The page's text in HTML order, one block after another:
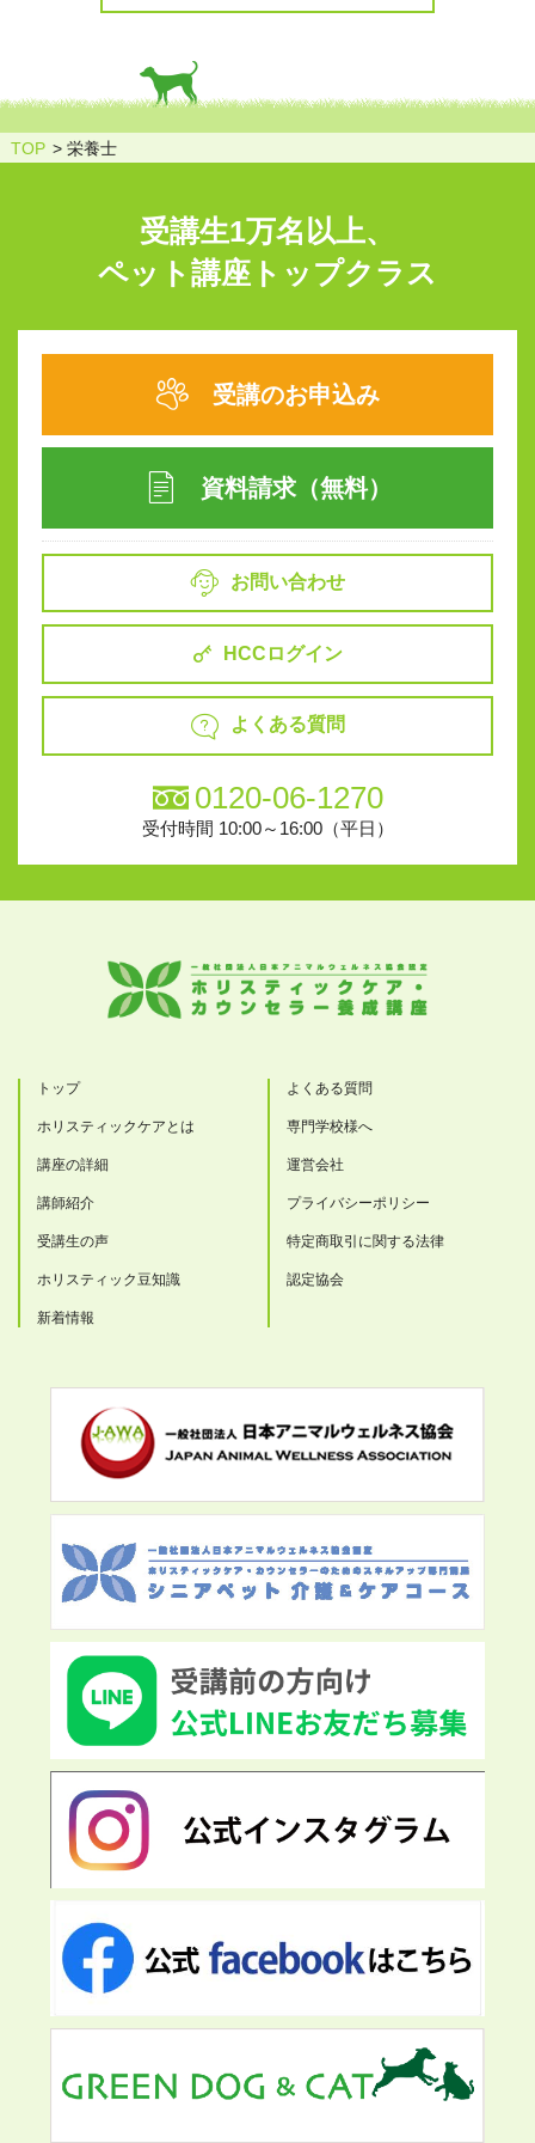
TOP 栄養士
受講生1万名以上、
ペット講座トップクラス
受講のお申込み
資料請求（無料）
お問い合わせ
HCCログイン
よくある質問
0120-06-1270
受付時間 10:00～16:00（平日）
トップ
ホリスティックケアとは
講座の詳細
講師紹介
受講生の声
ホリスティック豆知識
新着情報
よくある質問
専門学校様へ
運営会社
プライバシーポリシー
特定商取引に関する法律
認定協会